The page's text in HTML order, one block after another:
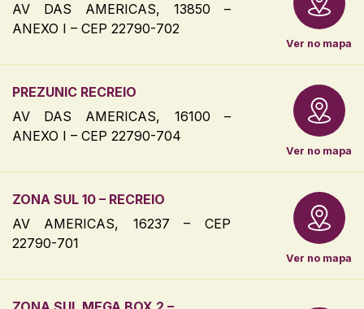
AV DAS AMERICAS, 13850 –
ANEXO I – CEP 22790-702
Ver no mapa
PREZUNIC RECREIO
AV DAS AMERICAS, 16100 –
ANEXO I – CEP 22790-704
Ver no mapa
ZONA SUL 10 – RECREIO
AV AMERICAS, 16237 – CEP
22790-701
Ver no mapa